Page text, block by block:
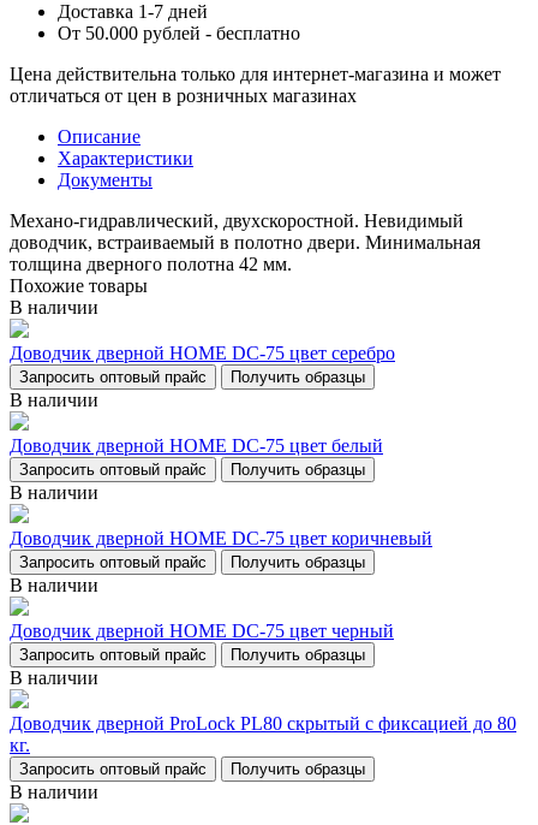
Доставка 1-7 дней
От 50.000 рублей - бесплатно
Цена действительна только для интернет-магазина и может
отличаться от цен в розничных магазинах
Описание
Характеристики
Документы
Механо-гидравлический, двухскоростной. Невидимый
доводчик, встраиваемый в полотно двери. Минимальная
толщина дверного полотна 42 мм.
Похожие товары
В наличии
Доводчик дверной НОМЕ DC-75 цвет серебро
Запросить оптовый прайс Получить образцы
В наличии
Доводчик дверной НОМЕ DC-75 цвет белый
Запросить оптовый прайс Получить образцы
В наличии
Доводчик дверной НОМЕ DC-75 цвет коричневый
Запросить оптовый прайс Получить образцы
В наличии
Доводчик дверной НОМЕ DC-75 цвет черный
Запросить оптовый прайс Получить образцы
В наличии
Доводчик дверной ProLock PL80 скрытый с фиксацией до 80
кг.
Запросить оптовый прайс Получить образцы
В наличии